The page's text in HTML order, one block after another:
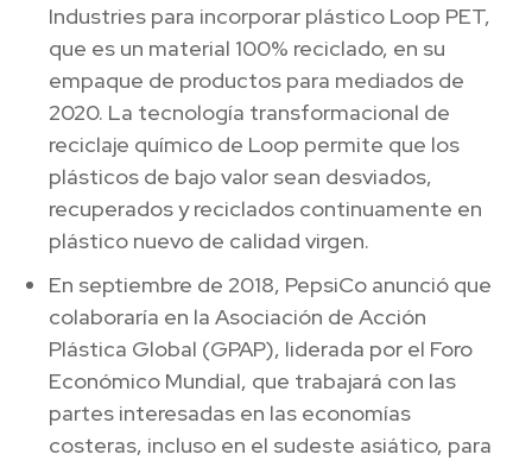
Industries para incorporar plástico Loop PET,
que es un material 100% reciclado, en su
empaque de productos para mediados de
2020. La tecnología transformacional de
reciclaje químico de Loop permite que los
plásticos de bajo valor sean desviados,
recuperados y reciclados continuamente en
plástico nuevo de calidad virgen.
En septiembre de 2018, PepsiCo anunció que
colaboraría en la Asociación de Acción
Plástica Global (GPAP), liderada por el Foro
Económico Mundial, que trabajará con las
partes interesadas en las economías
costeras, incluso en el sudeste asiático, para